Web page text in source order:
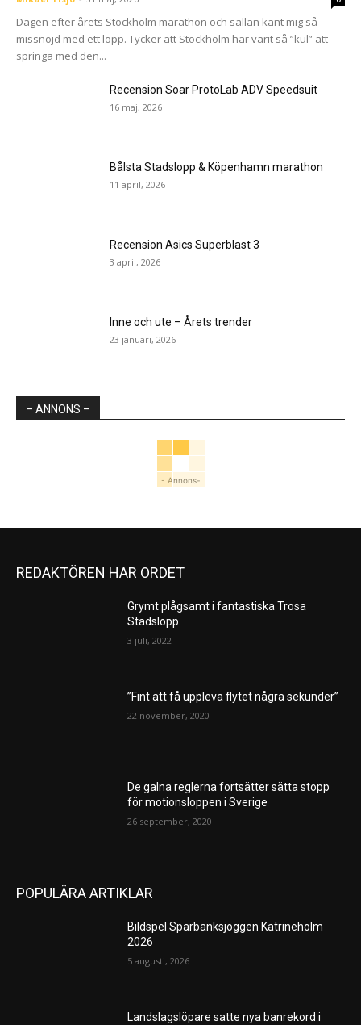
Dagen efter årets Stockholm marathon och sällan känt mig så
missnöjd med ett lopp. Tycker att Stockholm har varit så ”kul” att
springa med den...
Recension Soar ProtoLab ADV Speedsuit
16 maj, 2026
Bålsta Stadslopp & Köpenhamn marathon
11 april, 2026
Recension Asics Superblast 3
3 april, 2026
Inne och ute – Årets trender
23 januari, 2026
– ANNONS –
- Annons-
REDAKTÖREN HAR ORDET
Grymt plågsamt i fantastiska Trosa
Stadslopp
3 juli, 2022
”Fint att få uppleva flytet några sekunder”
22 november, 2020
De galna reglerna fortsätter sätta stopp
för motionsloppen i Sverige
26 september, 2020
POPULÄRA ARTIKLAR
Bildspel Sparbanksjoggen Katrineholm
2026
5 augusti, 2026
Landslagslöpare satte nya banrekord i